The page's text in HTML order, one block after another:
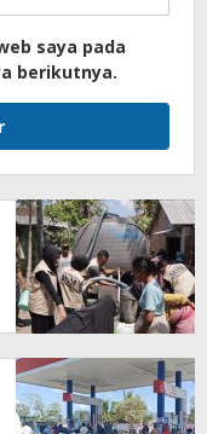
saya pada
berikutnya.